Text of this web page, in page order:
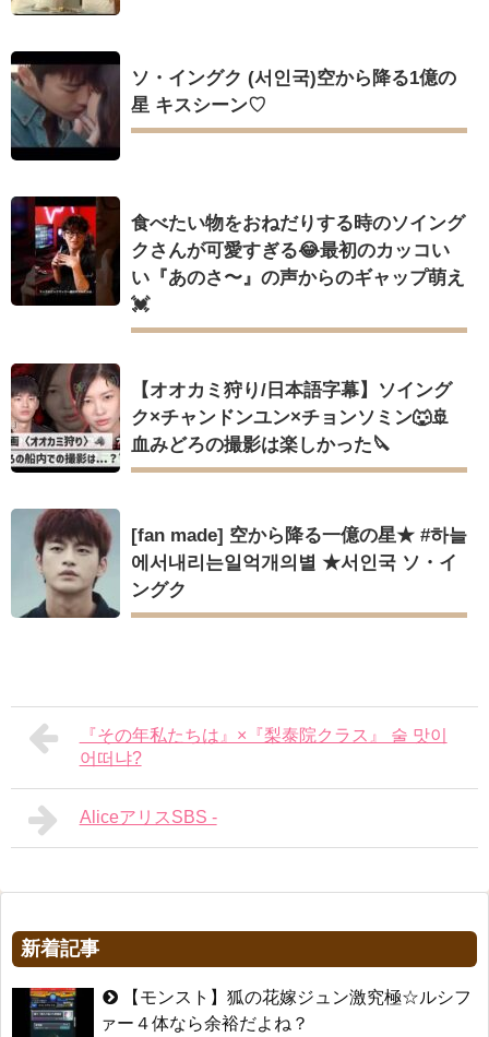
ソ・イングク (서인국)空から降る1億の
星 キスシーン♡
食べたい物をおねだりする時のソイング
クさんが可愛すぎる😂最初のカッコい
い『あのさ〜』の声からのギャップ萌え
💓
【オオカミ狩り/日本語字幕】ソイング
ク×チャンドンユン×チョンソミン🐺🚢
血みどろの撮影は楽しかった🔪
[fan made] 空から降る一億の星★ #하늘
에서내리는일억개의별 ★서인국 ソ・イ
ングク
『その年私たちは』×『梨泰院クラス』 술 맛이
어떠냐?
AliceアリスSBS -
新着記事
【モンスト】狐の花嫁ジュン激究極☆ルシフ
ァー４体なら余裕だよね？